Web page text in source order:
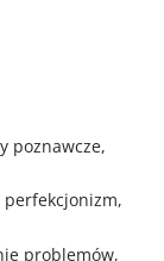
poznawcze,
problemów,